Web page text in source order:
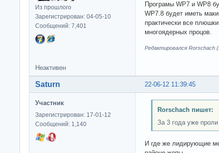
Из прошлого
Зарегистрирован: 04-05-10
Сообщений: 7,401
Програмы WP7 и WP8
WP7.8 будет иметь
практически все
многоядерных процов.
Редактировался Rorschach
Неактивен
22-06-12 11:39:45
Saturn
Участник
Зарегистрирован: 17-01-12
Сообщений: 1,140
Rorschach пишет:
За 3 года уже
И где же лидирующие